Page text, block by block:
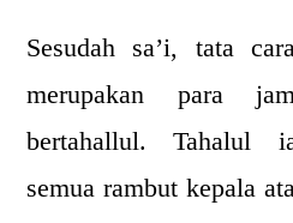
Sesudah sa’i, tata
merupakan para
bertahallul. Tahalul
semua rambut kepala